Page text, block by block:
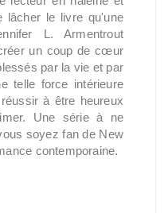
lâcher le livre qu'une
L. Armentrout
un coup de cœur
par la vie et par
telle force intérieure
à être heureux
Une série à ne
soyez fan de New
contemporaine.